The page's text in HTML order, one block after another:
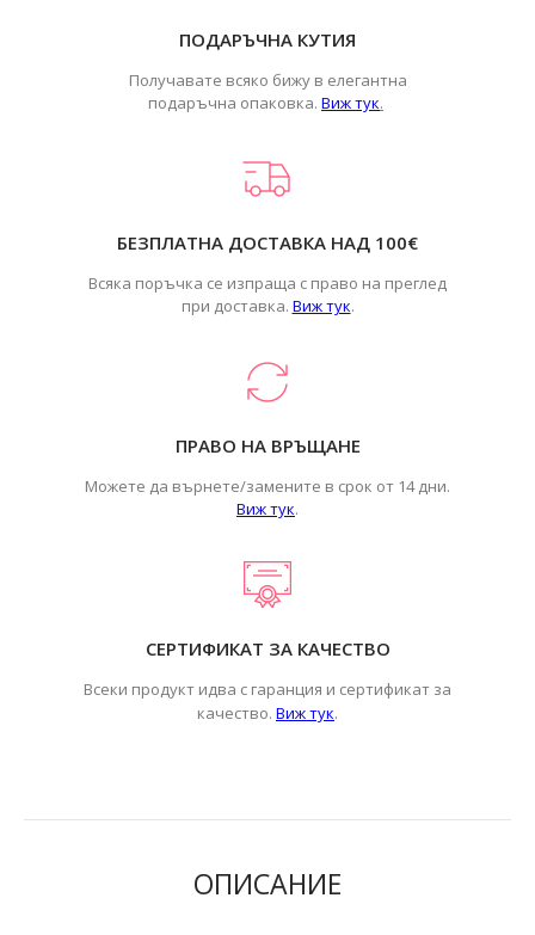
ПОДАРЪЧНА КУТИЯ
Получавате всяко бижу в елегантна
подаръчна опаковка. Виж тук.
БЕЗПЛАТНА ДОСТАВКА НАД 100€
Всяка поръчка се изпраща с право на преглед
при доставка. Виж тук.
ПРАВО НА ВРЪЩАНЕ
Можете да върнете/замените в срок от 14 дни.
Виж тук.
СЕРТИФИКАТ ЗА КАЧЕСТВО
Всеки продукт идва с гаранция и сертификат за
качество. Виж тук.
ОПИСАНИЕ